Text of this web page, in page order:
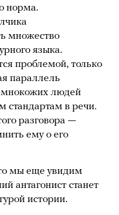
норма.
множество
языка.
проблемой, только
параллель
людей
стандартам в речи.
разговора —
ему о его
мы еще увидим
антагонист станет
истории.